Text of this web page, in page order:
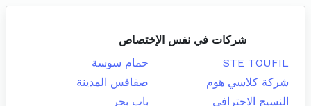
شركات في نفس الإختصاص
STE TOUFIL
حمام سوسة
شركة كلاسي هوم
صفاقس المدينة
النسيج الاحترافي
باب بحر